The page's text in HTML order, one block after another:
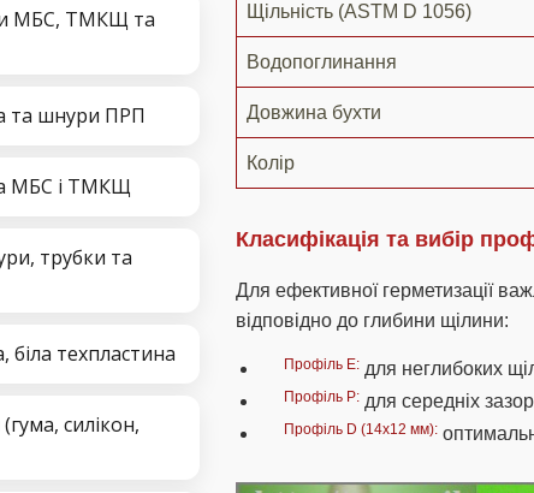
МБС, ТМКЩ та
та шнури ПРП
МБС і ТМКЩ
трубки та
біла техпластина
силікон,
Щільність (ASTM D 1056)
Водопоглинання
Довжина бухти
Колір
Класифікація та вибір
Для ефективної герметизації
відповідно до глибини щілини:
Профіль E: для неглибоких
Профіль P: для середніх
Профіль D (14х12 мм):